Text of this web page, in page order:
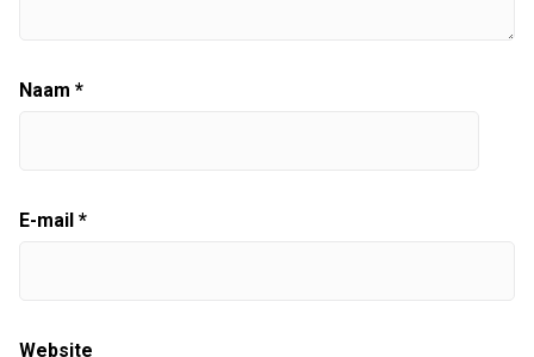
Naam *
E-mail *
Website